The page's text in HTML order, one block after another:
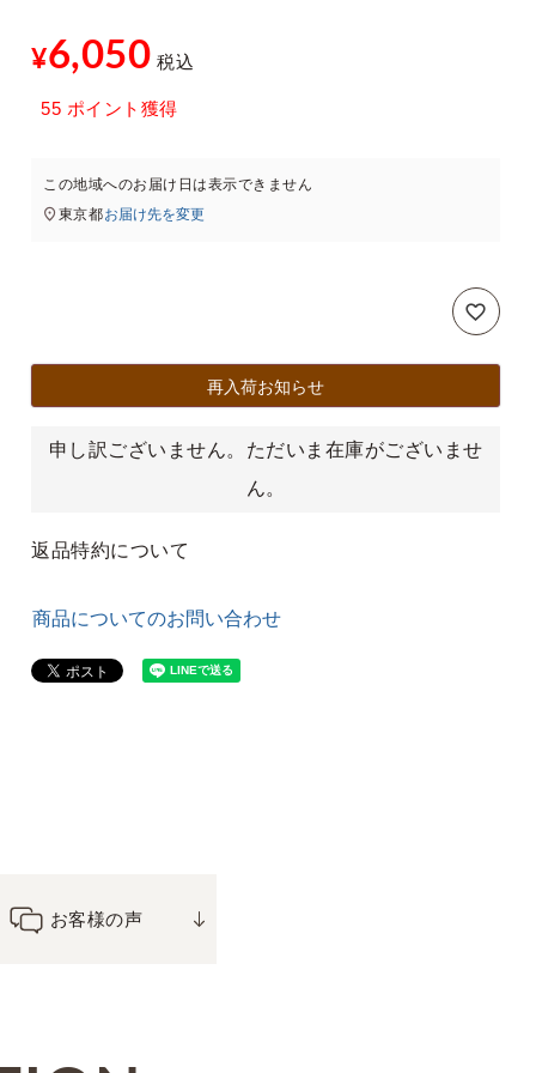
¥6,050 税込
55 ポイント獲得
この地域へのお届け日は表示できません
東京都お届け先を変更
再入荷お知らせ
申し訳ございません。ただいま在庫がございませ
ん。
返品特約について
商品についてのお問い合わせ
お客様の声